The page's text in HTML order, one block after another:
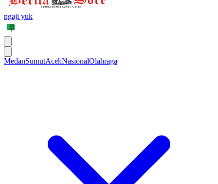
ngaji yuk
MedanSumutAcehNasionalOlahraga